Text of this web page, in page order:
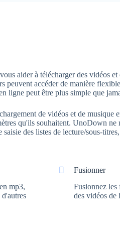
aider à télécharger des vidéos et
accéder de manière
ligne peut être plus simple que
de vidéos et de musique
qu'ils souhaitent. UnoDown ne
des listes de lecture/sous-
mp3,
Fusionner
Fusionnez les
des vidéos